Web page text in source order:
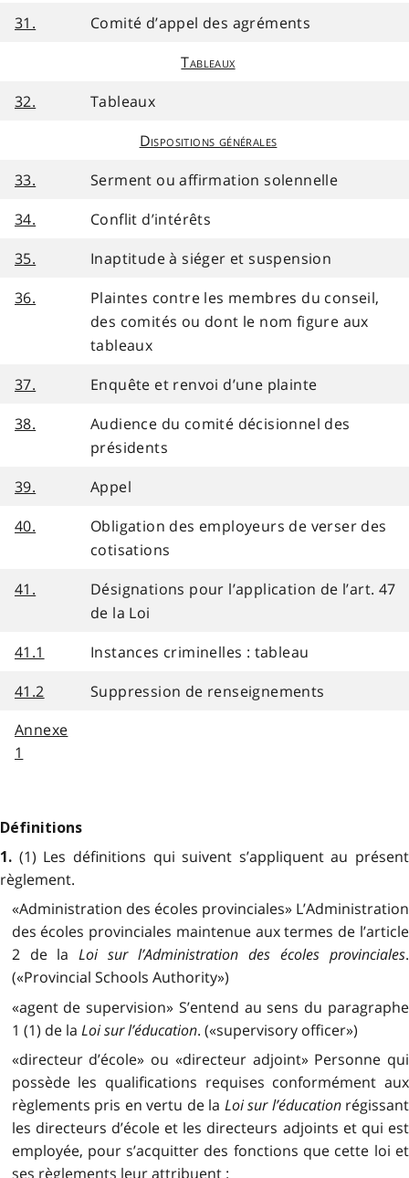
31.
Comité d’appel des agréments
Tableaux
32.
Tableaux
Dispositions générales
33.
Serment ou affirmation solennelle
34.
Conflit d’intérêts
35.
Inaptitude à siéger et suspension
36.
Plaintes contre les membres du conseil,
des comités ou dont le nom figure aux
tableaux
37.
Enquête et renvoi d’une plainte
38.
Audience du comité décisionnel des
présidents
39.
Appel
40.
Obligation des employeurs de verser des
cotisations
41.
Désignations pour l’application de l’art. 47
de la Loi
41.1
Instances criminelles : tableau
41.2
Suppression de renseignements
Annexe
1
Définitions
1. (1) Les définitions qui suivent s’appliquent au présent
règlement.
«Administration des écoles provinciales» L’Administration
des écoles provinciales maintenue aux termes de l’article
2 de laLoi sur l’Administration des écoles provinciales.
(«Provincial Schools Authority»)
«agent de supervision» S’entend au sens du paragraphe
1 (1) de la Loi sur l’éducation. («supervisory officer»)
«directeur d’école» ou «directeur adjoint» Personne qui
possède les qualifications requises conformément aux
règlements pris en vertu de la Loi sur l’éducationrégissant
les directeurs d’école et les directeurs adjoints et qui est
employée, pour s’acquitter des fonctions que cette loi et
ses règlements leur attribuent :